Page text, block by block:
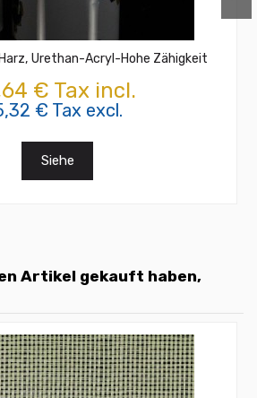
Urethan-Acryl-Hohe Zähigkeit
€ Tax incl.
€ Tax excl.
Siehe
Artikel gekauft haben,